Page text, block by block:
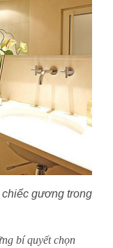
gương trong
bí quyết chọn